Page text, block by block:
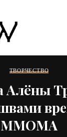
ТВОРЧЕСТВО
Алёны
ММОМА